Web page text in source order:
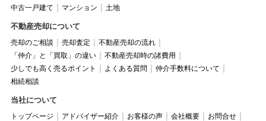
中古一戸建て
マンション 土地
不動産売却について
売却のご相談 売却査定
不動産売却の流れ
「仲介」と「買取」の違い
不動産売却時の諸費用
少しでも高く売るポイント
よくある質問
仲介手数料について
相続相談
当社について
トップページ アドバイザー紹介 お客様の声 会社概要
お問合せ